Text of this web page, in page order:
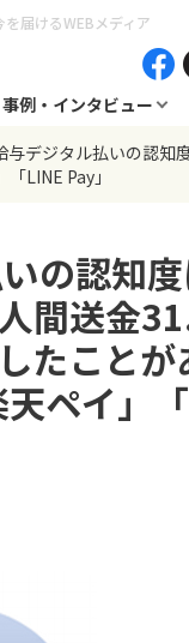
届けるWEBメディア
事例・インタビュー
与デジタル払いの認
LINE Pay」
の認知
間送金
たことが
ペイ」